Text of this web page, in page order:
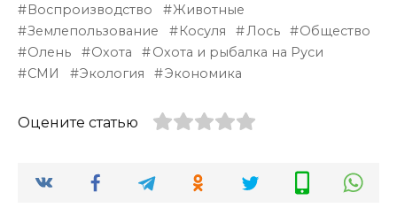
Воспроизводство
Животные
Землепользование
Косуля Лось
Общество
Олень
Охота
Охота и рыбалка на Руси
СМИ
Экология Экономика
Оцените статью